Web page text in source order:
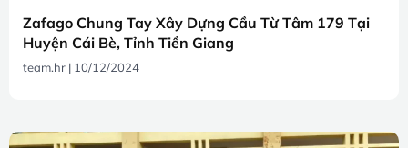
Zafago Chung Tay Xây Dựng Cầu Từ Tâm 179 Tại
Huyện Cái Bè, Tỉnh Tiền Giang
team.hr 10/12/2024